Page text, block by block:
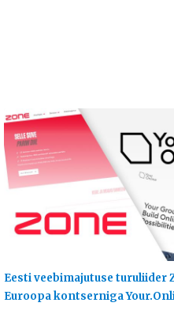
Eesti veebimajutuse turuliider
Euroopa kontserniga